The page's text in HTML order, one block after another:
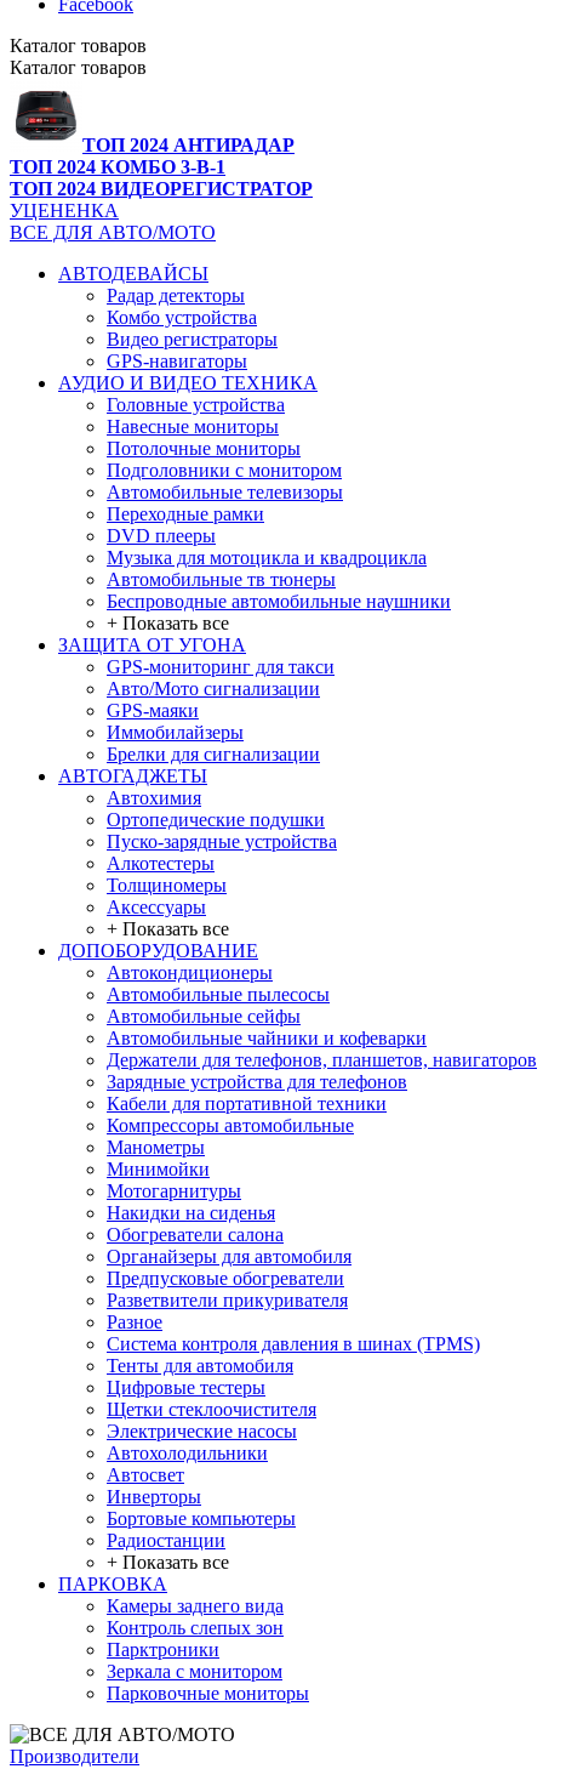
Facebook
Каталог товаров
Каталог товаров
ТОП 2024 АНТИРАДАР
ТОП 2024 КОМБО 3-В-1
ТОП 2024 ВИДЕОРЕГИСТРАТОР
УЦЕНЕНКА
ВСЕ ДЛЯ АВТО/МОТО
АВТОДЕВАЙСЫ
Радар детекторы
Комбо устройства
Видео регистраторы
GPS-навигаторы
АУДИО И ВИДЕО ТЕХНИКА
Головные устройства
Навесные мониторы
Потолочные мониторы
Подголовники с монитором
Автомобильные телевизоры
Переходные рамки
DVD плееры
Музыка для мотоцикла и квадроцикла
Автомобильные тв тюнеры
Беспроводные автомобильные наушники
+ Показать все
ЗАЩИТА ОТ УГОНА
GPS-мониторинг для такси
Авто/Мото сигнализации
GPS-маяки
Иммобилайзеры
Брелки для сигнализации
АВТОГАДЖЕТЫ
Автохимия
Ортопедические подушки
Пуско-зарядные устройства
Алкотестеры
Толщиномеры
Аксессуары
+ Показать все
ДОПОБОРУДОВАНИЕ
Автокондиционеры
Автомобильные пылесосы
Автомобильные сейфы
Автомобильные чайники и кофеварки
Держатели для телефонов, планшетов, навигаторов
Зарядные устройства для телефонов
Кабели для портативной техники
Компрессоры автомобильные
Манометры
Минимойки
Мотогарнитуры
Накидки на сиденья
Обогреватели салона
Органайзеры для автомобиля
Предпусковые обогреватели
Разветвители прикуривателя
Разное
Система контроля давления в шинах (TPMS)
Тенты для автомобиля
Цифровые тестеры
Щетки стеклоочистителя
Электрические насосы
Автохолодильники
Автосвет
Инверторы
Бортовые компьютеры
Радиостанции
+ Показать все
ПАРКОВКА
Камеры заднего вида
Контроль слепых зон
Парктроники
Зеркала с монитором
Парковочные мониторы
Производители